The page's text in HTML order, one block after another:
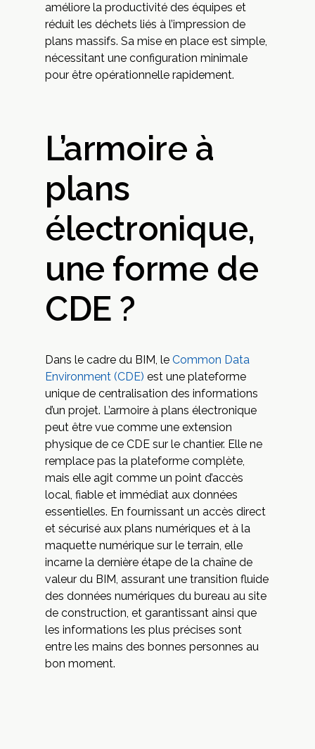
améliore la productivité des équipes et
réduit les déchets liés à l’impression de
plans massifs. Sa mise en place est simple,
nécessitant une configuration minimale
pour être opérationnelle rapidement.
L’armoire à
plans
électronique,
une forme de
CDE ?
Dans le cadre du BIM, le Common Data
Environment (CDE) est une plateforme
unique de centralisation des informations
d’un projet. L’armoire à plans électronique
peut être vue comme une extension
physique de ce CDE sur le chantier. Elle ne
remplace pas la plateforme complète,
mais elle agit comme un point d’accès
local, fiable et immédiat aux données
essentielles. En fournissant un accès direct
et sécurisé aux plans numériques et à la
maquette numérique sur le terrain, elle
incarne la dernière étape de la chaîne de
valeur du BIM, assurant une transition fluide
des données numériques du bureau au site
de construction, et garantissant ainsi que
les informations les plus précises sont
entre les mains des bonnes personnes au
bon moment.